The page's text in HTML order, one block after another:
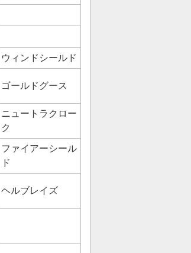
ウィンドシールド
ゴールドグース
ニュートラクロー
ク
ファイアーシール
ド
ヘルブレイズ